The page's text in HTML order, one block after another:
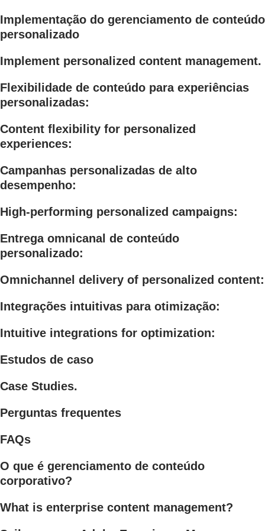
Implementação do gerenciamento de conteúdo
personalizado
Implement personalized content management.
Flexibilidade de conteúdo para experiências
personalizadas:
Content flexibility for personalized
experiences:
Campanhas personalizadas de alto
desempenho:
High-performing personalized campaigns:
Entrega omnicanal de conteúdo
personalizado:
Omnichannel delivery of personalized content:
Integrações intuitivas para otimização:
Intuitive integrations for optimization:
Estudos de caso
Case Studies.
Perguntas frequentes
FAQs
O que é gerenciamento de conteúdo
corporativo?
What is enterprise content management?